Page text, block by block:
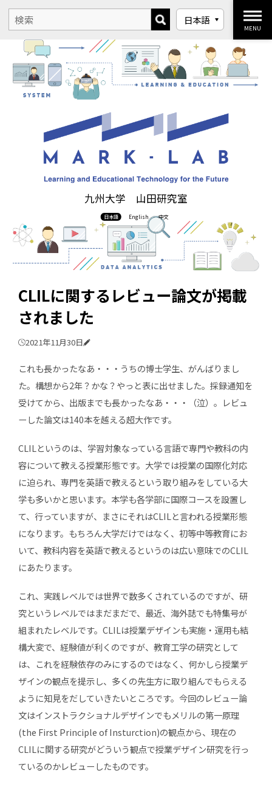
九州大学 山田研究室
日本語 English 中文
MENU
CLILに関するレビュー論文が掲載
されました
2021年11月30日
これも長かったなあ・・・うちの博士学生、がんばりまし
た。構想から2年？かな？やっと表に出せました。採録通知を
受けてから、出版までも長かったなあ・・・（泣）。レビュ
ーした論文は140本を越える超大作です。
CLILというのは、学習対象なっている言語で専門や教科の内
容について教える授業形態です。大学では授業の国際化対応
に迫られ、専門を英語で教えるという取り組みをしている大
学も多いかと思います。本学も各学部に国際コースを設置し
て、行っていますが、まさにそれはCLILと言われる授業形態
になります。もちろん大学だけではなく、初等中等教育にお
いて、教科内容を英語で教えるというのは広い意味でのCLIL
にあたります。
これ、実践レベルでは世界で数多くされているのですが、研
究というレベルではまだまだで、最近、海外誌でも特集号が
組まれたレベルです。CLILは授業デザインも実施・運用も結
構大変で、経験値が利くのですが、教育工学の研究として
は、これを経験依存のみにするのではなく、何かしら授業デ
ザインの観点を提示し、多くの先生方に取り組んでもらえる
ように知見をだしていきたいところです。今回のレビュー論
文はインストラクショナルデザインでもメリルの第一原理
(the First Principle of Insturction)の観点から、現在の
CLILに関する研究がどういう観点で授業デザイン研究を行っ
ているのかレビューしたものです。